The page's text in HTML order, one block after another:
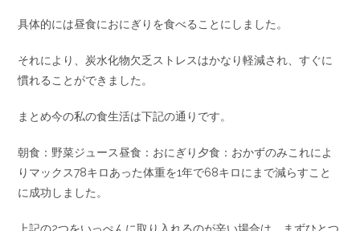
具体的には昼食におにぎりを食べることにしました。
それにより、炭水化物欠乏ストレスはかなり軽減され、すぐに
慣れることができました。
まとめ今の私の食生活は下記の通りです。
朝食：野菜ジュース昼食：おにぎり夕食：おかずのみこれによ
りマックス78キロあった体重を1年で68キロにまで減らすこと
に成功しました。